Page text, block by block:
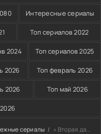
Интересные сериалы
Топ сериалов 2022
2024 Топ сериалов 2025
2026 Топ февраль 2026
2026 Топ май 2026
сериалы » Вторая дама (2014)